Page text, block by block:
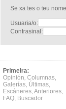
Se xa tes o teu
Usuaria/o:
Contrasinal:
Primeira:
Opinión, Columnas,
Galerías, Últimas,
Escáneres,Anteriores,
FAQ, Buscador